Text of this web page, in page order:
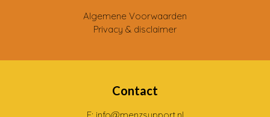
Algemene Voorwaarden
Privacy & disclaimer
Contact
E: info@menzsupport.nl